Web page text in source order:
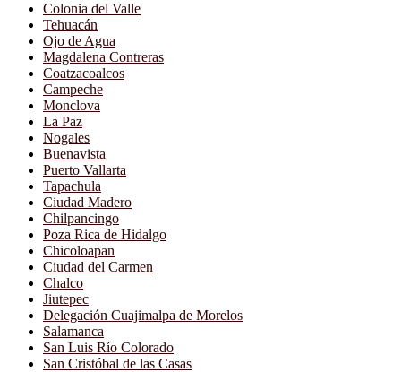
Colonia del Valle
Tehuacán
Ojo de Agua
Magdalena Contreras
Coatzacoalcos
Campeche
Monclova
La Paz
Nogales
Buenavista
Puerto Vallarta
Tapachula
Ciudad Madero
Chilpancingo
Poza Rica de Hidalgo
Chicoloapan
Ciudad del Carmen
Chalco
Jiutepec
Delegación Cuajimalpa de Morelos
Salamanca
San Luis Río Colorado
San Cristóbal de las Casas